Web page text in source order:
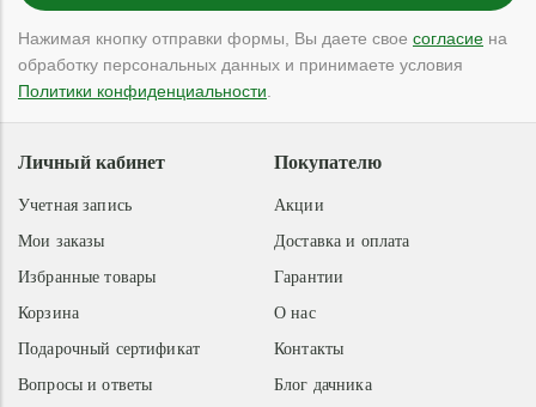
Нажимая кнопку отправки формы, Вы даете свое согласие на
обработку персональных данных и принимаете условия
Политики конфиденциальности
Покупателю
Акции
Доставка и оплата
Гарантии
О нас
Контакты
Блог дачника
Личный кабинет
Учетная запись
Мои заказы
Избранные товары
Корзина
Подарочный сертификат
Вопросы и ответы